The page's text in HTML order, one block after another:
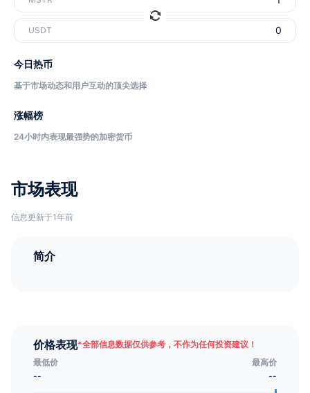
市场表现
信息更新于1年前
简介
价格表现*全部信息数据仅供参考，不作为任何投资建议！
最低价
最高价
--
--
USDT
今日热币
基于市场动态和用户互动的顶尖选择
涨幅榜
24小时内表现最强势的加密货币